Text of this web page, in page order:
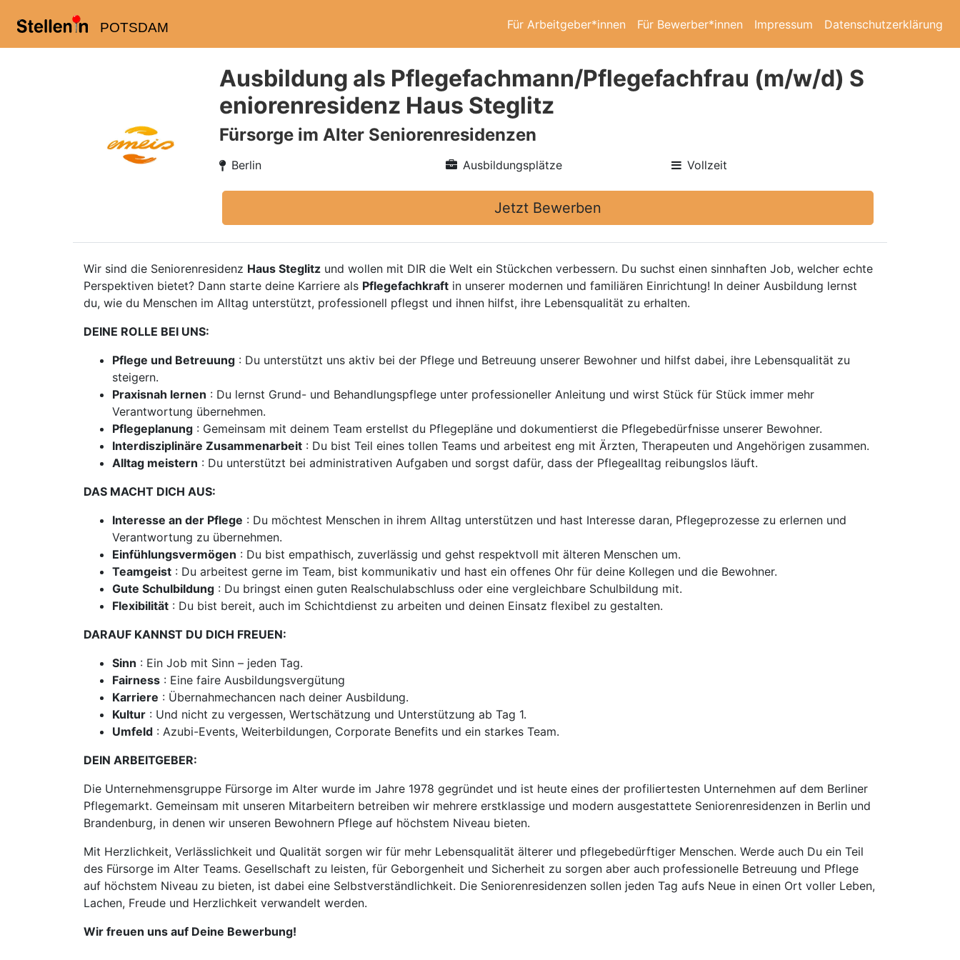
POTSDAM Für Arbeitgeber*innen Für Bewerber*innen Impressum Datenschutzerklärung
Ausbildung als Pflegefachmann/Pflegefachfrau (m/w/d) S
eniorenresidenz Haus Steglitz
Fürsorge im Alter Seniorenresidenzen
Berlin Ausbildungsplätze Vollzeit
Jetzt Bewerben
Wir sind die Seniorenresidenz Haus Steglitz und wollen mit DIR die Welt ein Stückchen verbessern. Du suchst einen sinnhaften Job, welcher echte
Perspektiven bietet? Dann starte deine Karriere als Pflegefachkraft in unserer modernen und familiären Einrichtung! In deiner Ausbildung lernst
du, wie du Menschen im Alltag unterstützt, professionell pflegst und ihnen hilfst, ihre Lebensqualität zu erhalten.
DEINE ROLLE BEI UNS:
Pflege und Betreuung : Du unterstützt uns aktiv bei der Pflege und Betreuung unserer Bewohner und hilfst dabei, ihre Lebensqualität zu
steigern.
Praxisnah lernen : Du lernst Grund- und Behandlungspflege unter professioneller Anleitung und wirst Stück für Stück immer mehr
Verantwortung übernehmen.
Pflegeplanung : Gemeinsam mit deinem Team erstellst du Pflegepläne und dokumentierst die Pflegebedürfnisse unserer Bewohner.
Interdisziplinäre Zusammenarbeit : Du bist Teil eines tollen Teams und arbeitest eng mit Ärzten, Therapeuten und Angehörigen zusammen.
Alltag meistern : Du unterstützt bei administrativen Aufgaben und sorgst dafür, dass der Pflegealltag reibungslos läuft.
DAS MACHT DICH AUS:
Interesse an der Pflege : Du möchtest Menschen in ihrem Alltag unterstützen und hast Interesse daran, Pflegeprozesse zu erlernen und
Verantwortung zu übernehmen.
Einfühlungsvermögen : Du bist empathisch, zuverlässig und gehst respektvoll mit älteren Menschen um.
Teamgeist : Du arbeitest gerne im Team, bist kommunikativ und hast ein offenes Ohr für deine Kollegen und die Bewohner.
Gute Schulbildung : Du bringst einen guten Realschulabschluss oder eine vergleichbare Schulbildung mit.
Flexibilität : Du bist bereit, auch im Schichtdienst zu arbeiten und deinen Einsatz flexibel zu gestalten.
DARAUF KANNST DU DICH FREUEN:
Sinn : Ein Job mit Sinn – jeden Tag.
Fairness : Eine faire Ausbildungsvergütung
Karriere : Übernahmechancen nach deiner Ausbildung.
Kultur : Und nicht zu vergessen, Wertschätzung und Unterstützung ab Tag 1.
Umfeld : Azubi-Events, Weiterbildungen, Corporate Benefits und ein starkes Team.
DEIN ARBEITGEBER:
Die Unternehmensgruppe Fürsorge im Alter wurde im Jahre 1978 gegründet und ist heute eines der profiliertesten Unternehmen auf dem Berliner
Pflegemarkt. Gemeinsam mit unseren Mitarbeitern betreiben wir mehrere erstklassige und modern ausgestattete Seniorenresidenzen in Berlin und
Brandenburg, in denen wir unseren Bewohnern Pflege auf höchstem Niveau bieten.
Mit Herzlichkeit, Verlässlichkeit und Qualität sorgen wir für mehr Lebensqualität älterer und pflegebedürftiger Menschen. Werde auch Du ein Teil
des Fürsorge im Alter Teams. Gesellschaft zu leisten, für Geborgenheit und Sicherheit zu sorgen aber auch professionelle Betreuung und Pflege
auf höchstem Niveau zu bieten, ist dabei eine Selbstverständlichkeit. Die Seniorenresidenzen sollen jeden Tag aufs Neue in einen Ort voller Leben,
Lachen, Freude und Herzlichkeit verwandelt werden.
Wir freuen uns auf Deine Bewerbung!